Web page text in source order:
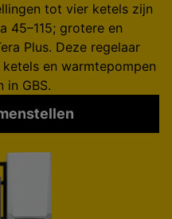
tot vier ketels zijn
45–115; grotere en
Plus. Deze regelaar
en warmtepompen
in GBS.